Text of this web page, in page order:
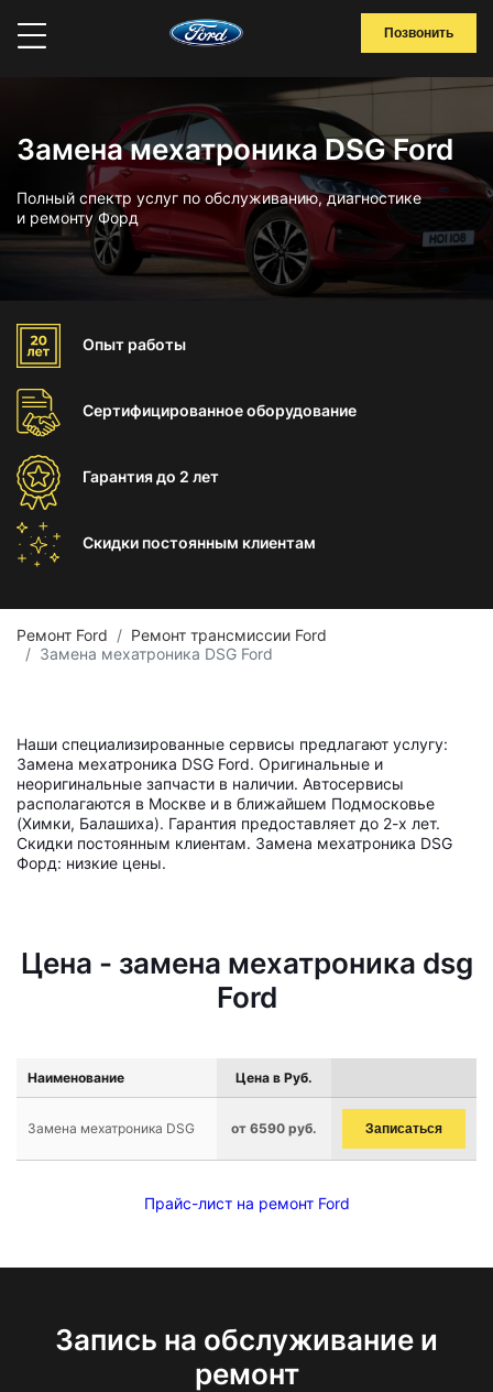
Позвонить
Замена мехатроника DSG Ford
Полный спектр услуг по обслуживанию, диагностике
и ремонту Форд
Опыт работы
Сертифицированноеоборудование
Гарантиядо 2 лет
Скидки постоянным клиентам
Ремонт Ford
Ремонт трансмиссии Ford
Замена мехатроника DSG Ford
Наши специализированные сервисы предлагают услугу:
Замена мехатроника DSG Ford. Оригинальные и
неоригинальные запчасти в наличии. Автосервисы
располагаются в Москве и в ближайшем Подмосковье
(Химки, Балашиха). Гарантия предоставляет до 2-х лет.
Скидки постоянным клиентам. Замена мехатроника DSG
Форд: низкие цены.
Цена - замена мехатроника dsg
Ford
Наименование Цена в Руб.
Замена мехатроника DSG от 6590 руб. Записаться
Прайс-лист на ремонт Ford
Запись на обслуживание и
ремонт